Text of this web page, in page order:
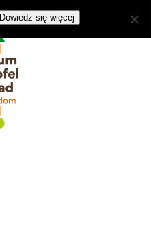
Dowiedz się więcej